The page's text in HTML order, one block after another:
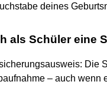
deines
als Schüler eine
Die
– auch wenn